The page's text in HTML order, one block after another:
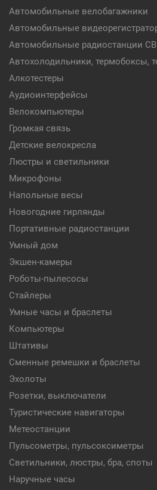
Автомобильные велобагажники
Автомобильные
Автомобильные радиостанции CB
Автохолодильники, термобоксы,
Алкотестеры
Аудиоинтерфейсы
Велокомпьютеры
Громкая связь
Детские велокресла
Люстры и светильники
Микрофоны
Напольные весы
Новогодние гирлянды
Портативные радиостанции
Умный дом
Экшен-камеры
Роботы-пылесосы
Стайлеры
Умные часы и браслеты
Компьютеры
Штативы
Сменные ремешки и браслеты
Эхолоты
Розетки, выключатели
Туристические навигаторы
Метеостанции
Пульсометры, пульсоксиметры
Светильники, люстры, бра, споты
Наручные часы